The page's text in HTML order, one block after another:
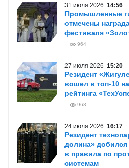
31 июля 2026 14:56
Промышленные
отмечены
фестиваля
964
27 июля 2026 15:20
Резидент
вошел в топ-10
рейтинга
963
24 июля 2026 16:17
Резидент
долина» добился
в правила по
системам